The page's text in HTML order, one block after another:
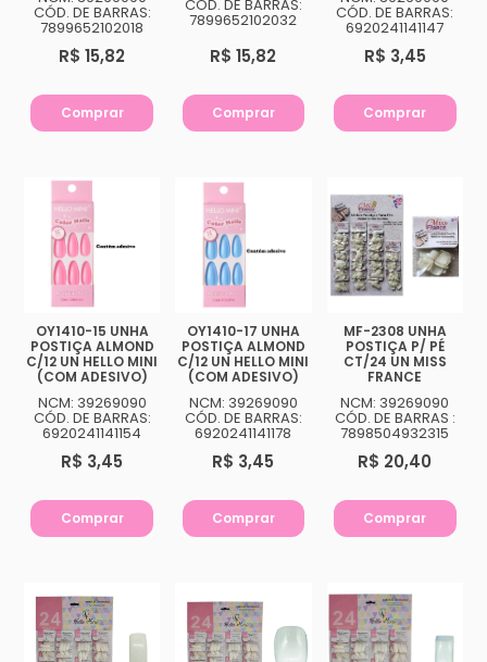
CÓD. DE BARRAS:
7899652102018
R$ 15,82
Comprar
CÓD. DE BARRAS:
7899652102032
R$ 15,82
Comprar
CÓD. DE BARRAS:
6920241141147
R$ 3,45
Comprar
OY1410-15 UNHA
POSTIÇA ALMOND
C/12 UN HELLO MINI
(COM ADESIVO)
NCM: 39269090
CÓD. DE BARRAS:
6920241141154
R$ 3,45
Comprar
OY1410-17 UNHA
POSTIÇA ALMOND
C/12 UN HELLO MINI
(COM ADESIVO)
NCM: 39269090
CÓD. DE BARRAS:
6920241141178
R$ 3,45
Comprar
MF-2308 UNHA
POSTIÇA P/ PÉ
CT/24 UN MISS
FRANCE
NCM: 39269090
CÓD. DE BARRAS :
7898504932315
R$ 20,40
Comprar